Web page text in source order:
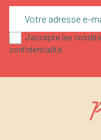
J'accepte les
confidentialité